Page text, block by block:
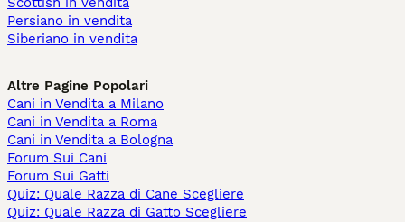
Persiano in vendita
Siberiano in vendita
Altre Pagine Popolari
Cani in Vendita a Milano
Cani in Vendita a Roma
Cani in Vendita a Bologna
Forum Sui Cani
Forum Sui Gatti
Quiz: Quale Razza di Cane Scegliere
Quiz: Quale Razza di Gatto Scegliere